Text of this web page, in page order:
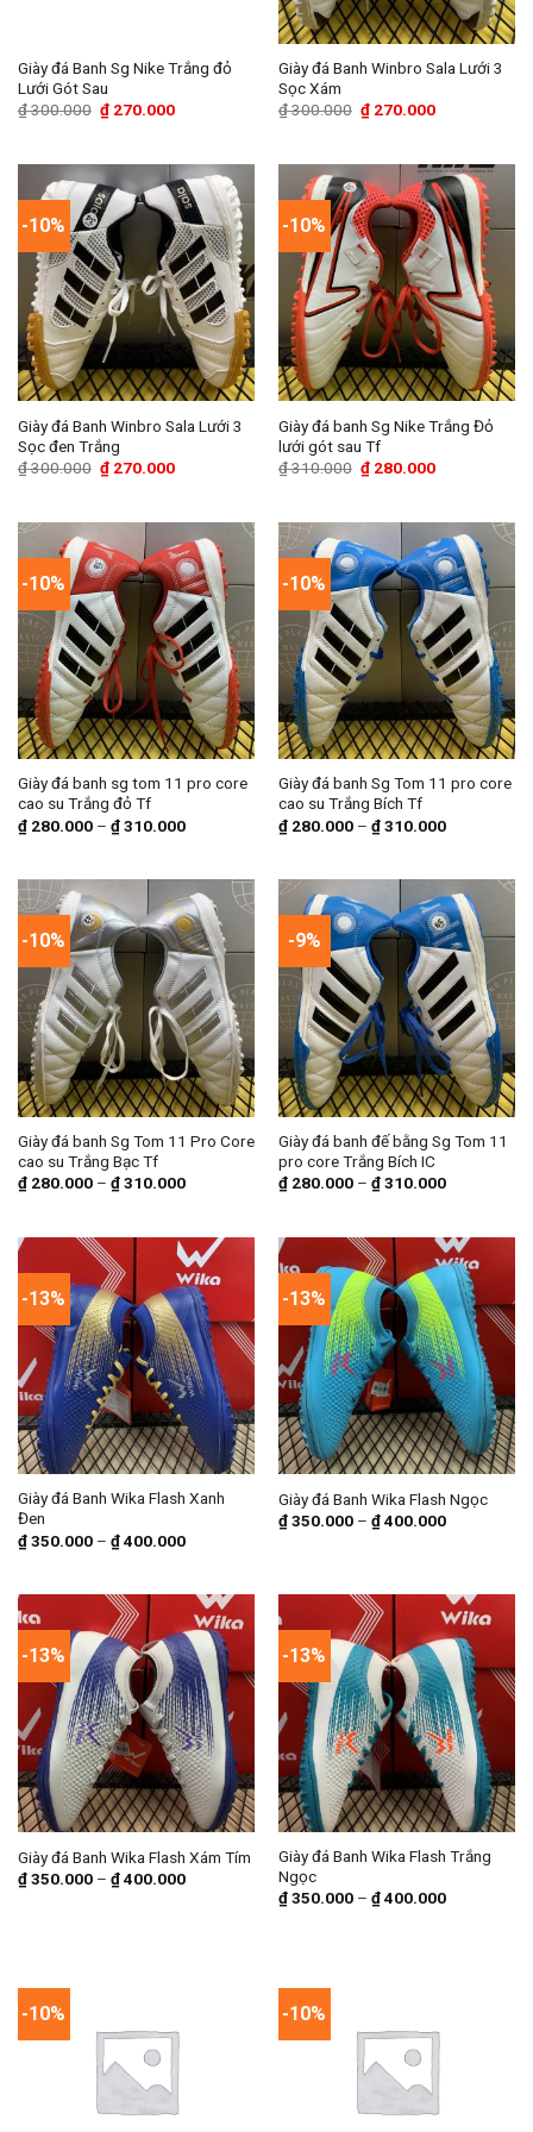
Giày đá Banh Sg Nike Trắng đỏ
Lưới Gót Sau
₫300.000 Giá
gốc
₫270.000Giá
₫ 270.000.
Giày đá Banh Winbro Sala Lưới 3
Sọc Xám
₫300.000 Giá
gốc
₫270.000Giá
₫ 270.000.
-10%
Giày đá Banh Winbro Sala Lưới 3
Sọc đen Trắng
₫300.000 Giá
gốc
₫270.000Giá
₫ 270.000.
-10%
Giày đá banh Sg Nike Trắng Đỏ
lưới gót sau Tf
₫310.000 Giá
gốc
₫280.000Giá
₫ 280.000.
-10%
Giày đá banh sg tom 11 pro core
cao su Trắng đỏ Tf
₫280.000– ₫310.000
-10%
Giày đá banh Sg Tom 11 pro core
cao su Trắng Bích Tf
₫280.000– ₫310.000
-10%
Giày đá banh Sg Tom 11 Pro Core
cao su Trắng Bạc Tf
₫280.000– ₫310.000
-9%
Giày đá banh đế bằng Sg Tom 11
pro core Trắng Bích IC
₫280.000– ₫310.000
-13%
Giày đá Banh Wika Flash Xanh
Đen
₫350.000– ₫400.000
-13%
Giày đá Banh Wika Flash Ngọc
₫350.000– ₫400.000
-13%
Giày đá Banh Wika Flash Xám Tím
₫350.000– ₫400.000
-13%
Giày đá Banh Wika Flash Trắng
Ngọc
₫350.000– ₫400.000
-10% -10%